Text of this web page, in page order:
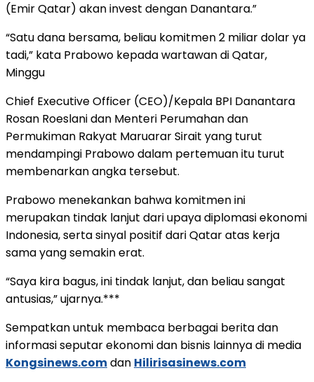
(Emir Qatar) akan invest dengan Danantara.”
“Satu dana bersama, beliau komitmen 2 miliar dolar ya
tadi,” kata Prabowo kepada wartawan di Qatar,
Minggu
Chief Executive Officer (CEO)/Kepala BPI Danantara
Rosan Roeslani dan Menteri Perumahan dan
Permukiman Rakyat Maruarar Sirait yang turut
mendampingi Prabowo dalam pertemuan itu turut
membenarkan angka tersebut.
Prabowo menekankan bahwa komitmen ini
merupakan tindak lanjut dari upaya diplomasi ekonomi
Indonesia, serta sinyal positif dari Qatar atas kerja
sama yang semakin erat.
“Saya kira bagus, ini tindak lanjut, dan beliau sangat
antusias,” ujarnya.***
Sempatkan untuk membaca berbagai berita dan
informasi seputar ekonomi dan bisnis lainnya di media
Kongsinews.comdan Hilirisasinews.com